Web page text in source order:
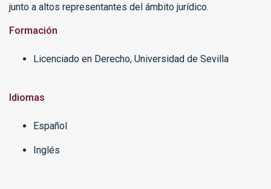
junto a altos representantes del ámbito jurídico.
Formación
Licenciado en Derecho, Universidad de Sevilla
Idiomas
Español
Inglés